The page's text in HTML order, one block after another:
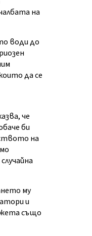
на
води до
да се
че
би
на
му
и
също